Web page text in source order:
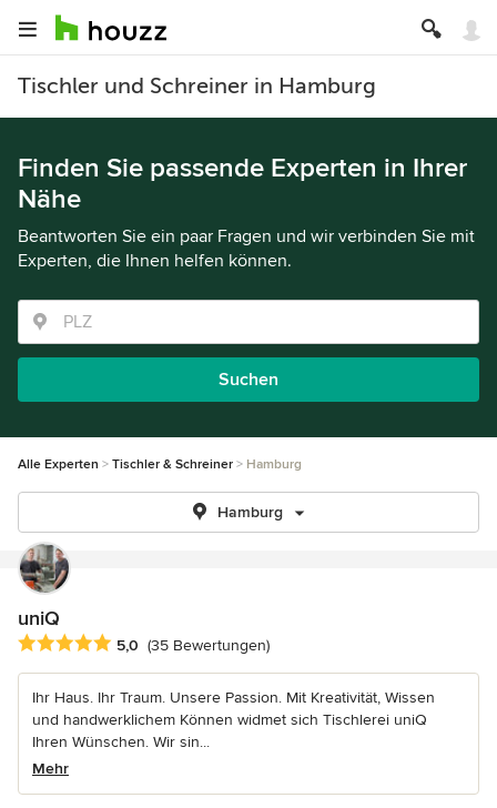
Tischler und Schreiner in Hamburg
Finden Sie passende Experten in Ihrer
Nähe
Beantworten Sie ein paar Fragen und wir verbinden Sie mit
Experten, die Ihnen helfen können.
Suchen
Alle Experten Tischler & Schreiner Hamburg
Hamburg
uniQ
Durchschnittliche Bewertung: 5 von 5 Sternen
5,0 (35 Bewertungen)
Ihr Haus. Ihr Traum. Unsere Passion. Mit Kreativität, Wissen
und handwerklichem Können widmet sich Tischlerei uniQ
Ihren Wünschen. Wir sin...
Mehr